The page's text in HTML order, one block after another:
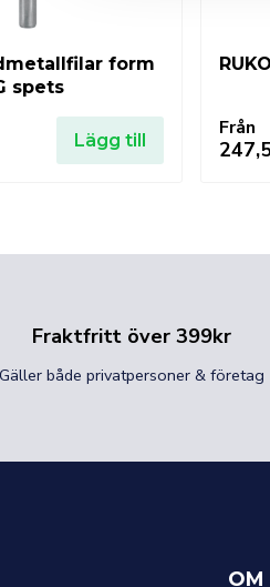
form
spets
Lägg till Från
Fraktfritt över 399kr
Gäller både privatpersoner & företag
OM